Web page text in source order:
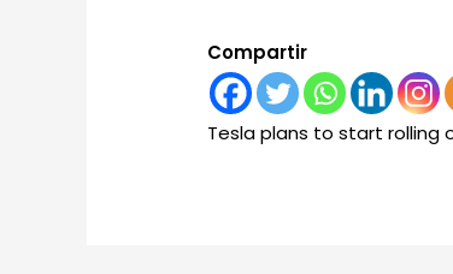
Compartir
Tesla plans to start rolling